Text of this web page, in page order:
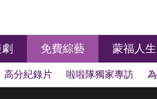
免費綜藝 蒙福人生
高分紀錄片 啦啦隊獨家專訪